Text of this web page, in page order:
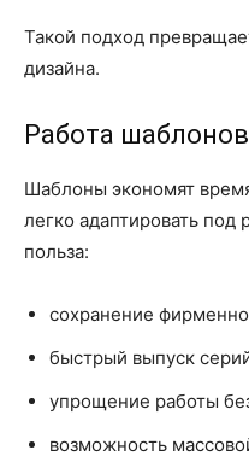
Такой подход
дизайна.
Работа шаблонов
Шаблоны экономят
легко адаптировать под
польза:
сохранение
быстрый выпуск
упрощение работы
возможность